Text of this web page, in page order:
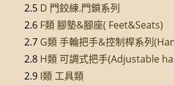
2.5 D 門鉸練.門鎖系列
2.6 F類 腳墊&腳座( Feet&Seats)
2.7 G類 手輪把手&控制桿系列
2.8 H類 可調式把手(Adjustable
2.9 I類 工具類